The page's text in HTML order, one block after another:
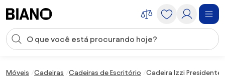
Entrada de pesquisa
Móveis Cadeiras Cadeiras de Escritório Cadeira Izzi Presidente